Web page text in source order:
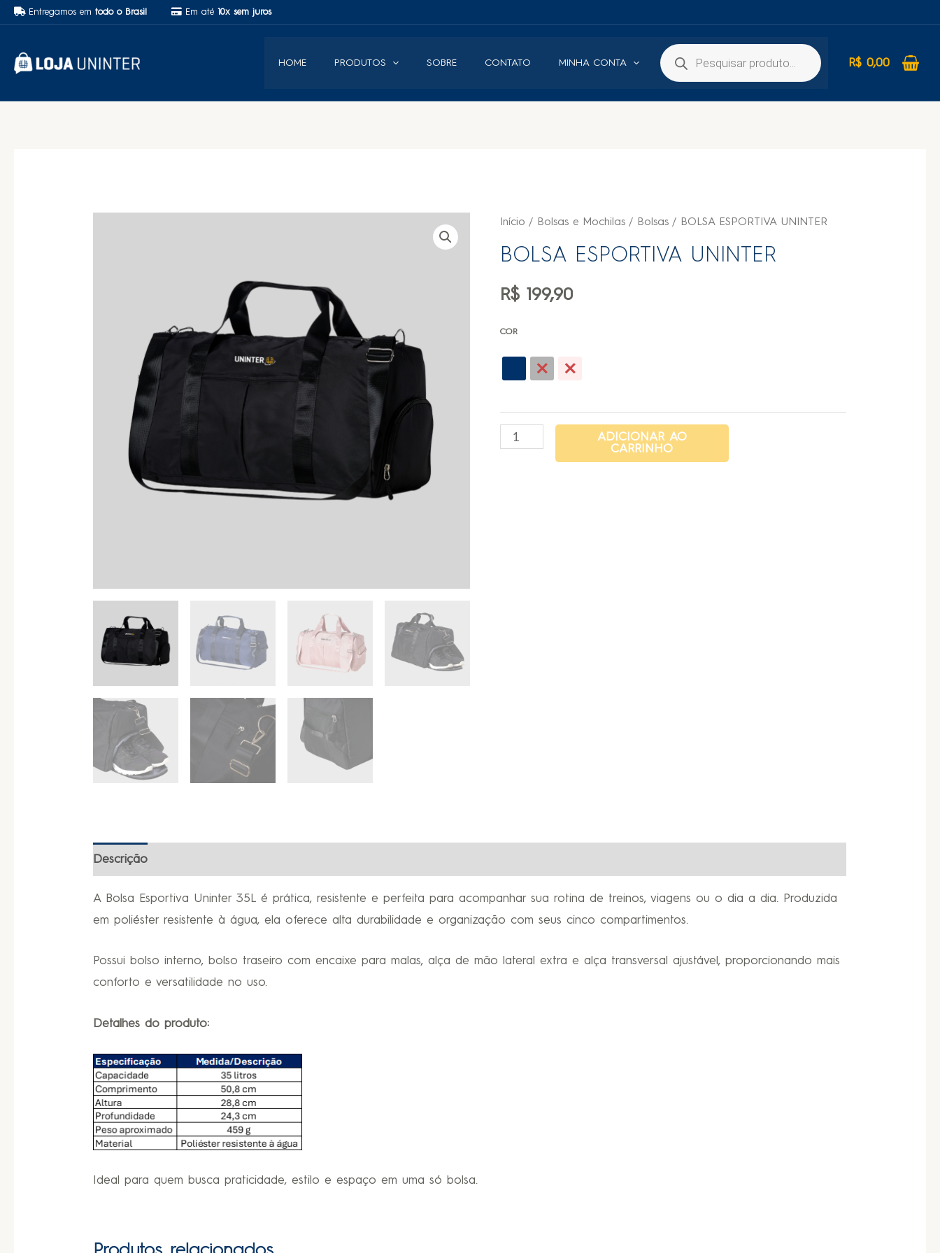
Entregamos em todo o Brasil Em até 10x sem juros
HOME PRODUTOS SOBRE CONTATO MINHA CONTA R$ 0,00
Início / Bolsas e Mochilas / Bolsas / BOLSA ESPORTIVA UNINTER
BOLSA ESPORTIVA UNINTER
R$ 199,90
COR
ADICIONAR AO
CARRINHO
Descrição
A Bolsa Esportiva Uninter 35L é prática, resistente e perfeita para acompanhar sua rotina de treinos, viagens ou o dia a dia. Produzida
em poliéster resistente à água, ela oferece alta durabilidade e organização com seus cinco compartimentos.
Possui bolso interno, bolso traseiro com encaixe para malas, alça de mão lateral extra e alça transversal ajustável, proporcionando mais
conforto e versatilidade no uso.
Detalhes do produto:
Ideal para quem busca praticidade, estilo e espaço em uma só bolsa.